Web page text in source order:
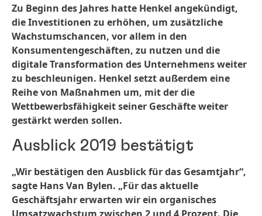
Zu Beginn des Jahres hatte Henkel angekündigt,
die Investitionen zu erhöhen, um zusätzliche
Wachstumschancen, vor allem in den
Konsumentengeschäften, zu nutzen und die
digitale Transformation des Unternehmens weiter
zu beschleunigen. Henkel setzt außerdem eine
Reihe von Maßnahmen um, mit der die
Wettbewerbsfähigkeit seiner Geschäfte weiter
gestärkt werden sollen.
Ausblick 2019 bestätigt
„Wir bestätigen den Ausblick für das Gesamtjahr“,
sagte Hans Van Bylen. „Für das aktuelle
Geschäftsjahr erwarten wir ein organisches